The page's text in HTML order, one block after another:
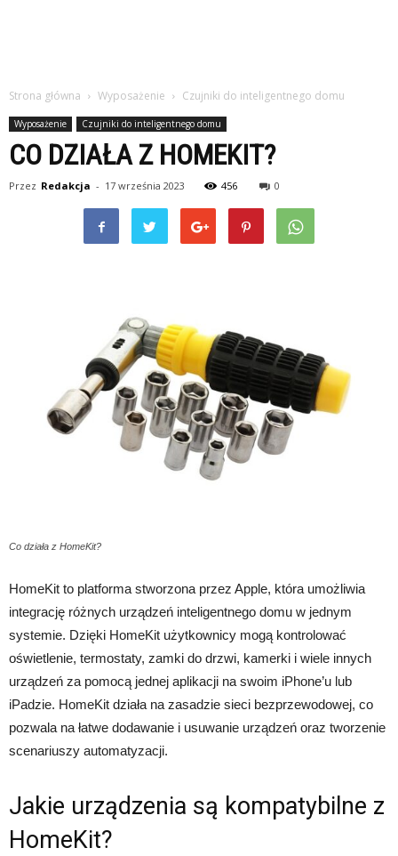
Strona główna Wyposażenie Czujniki do inteligentnego domu
Wyposażenie Czujniki do inteligentnego domu
CO DZIAŁA Z HOMEKIT?
Przez Redakcja - 17 września 2023 456 0
Co działa z HomeKit?
HomeKit to platforma stworzona przez Apple, która umożliwia
integrację różnych urządzeń inteligentnego domu w jednym
systemie. Dzięki HomeKit użytkownicy mogą kontrolować
oświetlenie, termostaty, zamki do drzwi, kamerki i wiele innych
urządzeń za pomocą jednej aplikacji na swoim iPhone’u lub
iPadzie. HomeKit działa na zasadzie sieci bezprzewodowej, co
pozwala na łatwe dodawanie i usuwanie urządzeń oraz tworzenie
scenariuszy automatyzacji.
Jakie urządzenia są kompatybilne z
HomeKit?